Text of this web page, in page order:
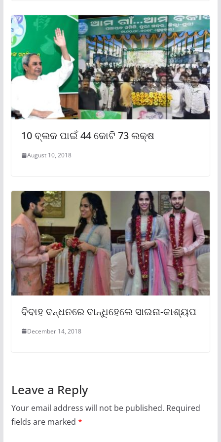
10 ବ୍ଲକ ପାଇଁ 44 କୋଟି 73 ଲକ୍ଷ
August 10, 2018
ବିବାହ ବନ୍ଧନରେ ବାନ୍ଧିହେଲେ ସାଇନା-କାଶ୍ୟପ
December 14, 2018
Leave a Reply
Your email address will not be published. Required
fields are marked *